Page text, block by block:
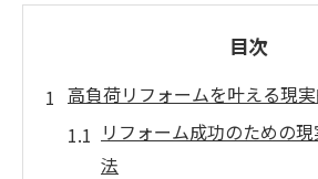
目次
高負荷リフォームを叶える現
リフォーム成功のための
法